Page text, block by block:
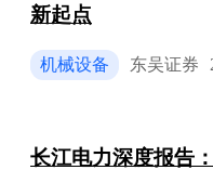
新起点
机械设备 东吴证券
长江电力深度报告